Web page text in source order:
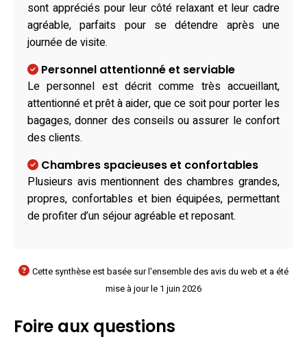
sont appréciés pour leur côté relaxant et leur cadre
agréable, parfaits pour se détendre après une
journée de visite.
Personnel attentionné et serviable
Le personnel est décrit comme très accueillant,
attentionné et prêt à aider, que ce soit pour porter les
bagages, donner des conseils ou assurer le confort
des clients.
Chambres spacieuses et confortables
Plusieurs avis mentionnent des chambres grandes,
propres, confortables et bien équipées, permettant
de profiter d’un séjour agréable et reposant.
Cette synthèse est basée sur l'ensemble des avis du web et a été
mise à jour le 1 juin 2026
Foire aux questions